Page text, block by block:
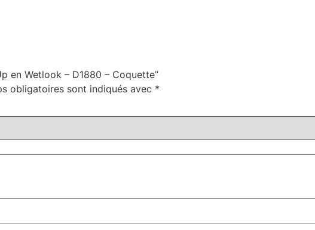
en Wetlook – D1880 – Coquette”
obligatoires sont indiqués avec *